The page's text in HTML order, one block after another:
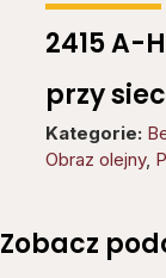
2415 A-
przy
Kategorie:
Obraz olejny,
Zobacz